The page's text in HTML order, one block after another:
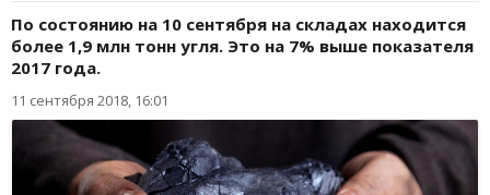
По состоянию на 10 сентября на складах находится
более 1,9 млн тонн угля. Это на 7% выше показателя
2017 года.
11 сентября 2018, 16:01